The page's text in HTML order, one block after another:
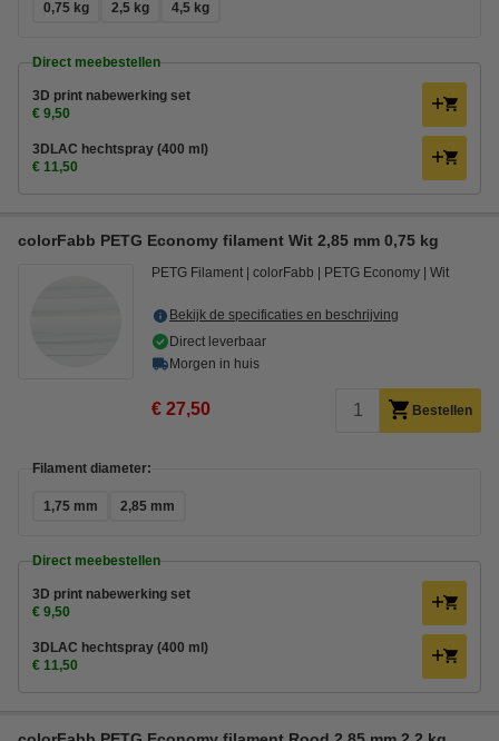
0,75 kg 2,5 kg 4,5 kg
Direct meebestellen
3D print nabewerking set
€ 9,50
3DLAC hechtspray (400 ml)
€ 11,50
colorFabb PETG Economy filament Wit 2,85 mm 0,75 kg
PETG Filament colorFabb PETG Economy Wit
Bekijk de specificaties en beschrijving
Direct leverbaar
Morgen in huis
€ 27,50 Bestellen
Filament diameter:
1,75 mm 2,85 mm
Direct meebestellen
3D print nabewerking set
€ 9,50
3DLAC hechtspray (400 ml)
€ 11,50